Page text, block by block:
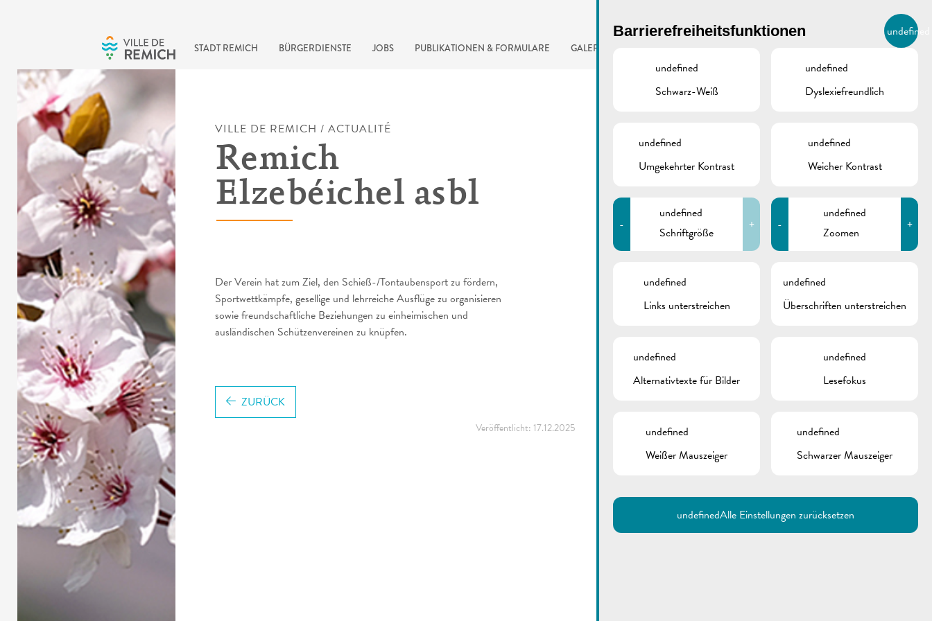
STADT REMICH BÜRGERDIENSTE JOBS PUBLIKATIONEN & FORMULARE GALERIE DE
BIERGER.REMICH.LU
Utilisez la recherche pour
Comme par exemple des contacts, des
informations ou de documents.
VILLE DE REMICH / ACTUALITÉ
Remich
Elzebéichel asbl
Veröffentlicht: 17.12.2025
Der Verein hat zum Ziel, den Schieß-/Tontaubensport zu fördern,
Sportwettkämpfe, gesellige und lehrreiche Ausflüge zu organisieren
sowie freundschaftliche Beziehungen zu einheimischen und
ausländischen Schützenvereinen zu knüpfen.
ZURÜCK
Barrierefreiheitsfunktionen undefined
undefined
Schwarz-Weiß
undefined
Dyslexiefreundlich
undefined
Umgekehrter Kontrast
undefined
Weicher Kontrast
-
undefined
Schriftgröße
+ -
undefined
Zoomen
+
undefined
Links unterstreichen
undefined
Überschriften unterstreichen
undefined
Alternativtexte für Bilder
undefined
Lesefokus
undefined
Weißer Mauszeiger
undefined
Schwarzer Mauszeiger
undefinedAlle Einstellungen zurücksetzen